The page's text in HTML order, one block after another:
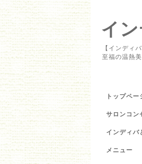
イ
【インディ
至福の温熱
トップペー
サロンコン
インディバ
メニュー